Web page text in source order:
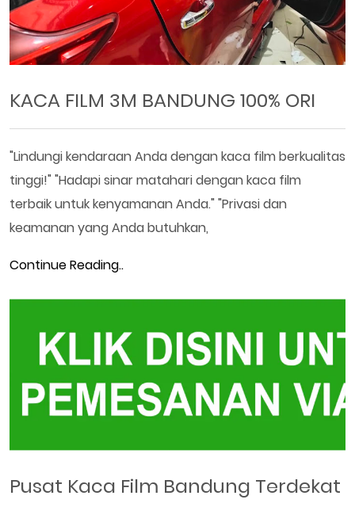
KACA FILM 3M BANDUNG 100% ORI
"Lindungi kendaraan Anda dengan kaca film berkualitas
tinggi!" "Hadapi sinar matahari dengan kaca film
terbaik untuk kenyamanan Anda." "Privasi dan
keamanan yang Anda butuhkan,
Continue Reading..
Pusat Kaca Film Bandung Terdekat